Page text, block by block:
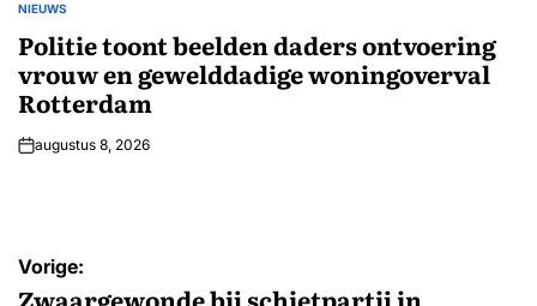
GEPLAATST
NIEUWS
Politie toont beelden daders ontvoering
vrouw en gewelddadige woningoverval
Rotterdam
augustus 8, 2026
Bericht
Vorige:
Zwaargewonde bij schietpartij in